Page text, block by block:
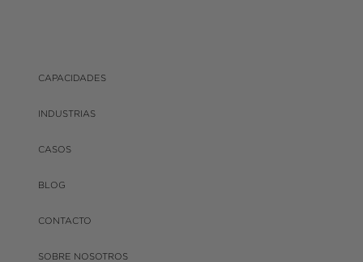
CAPACIDADES
INDUSTRIAS
CASOS
BLOG
CONTACTO
SOBRE NOSOTROS